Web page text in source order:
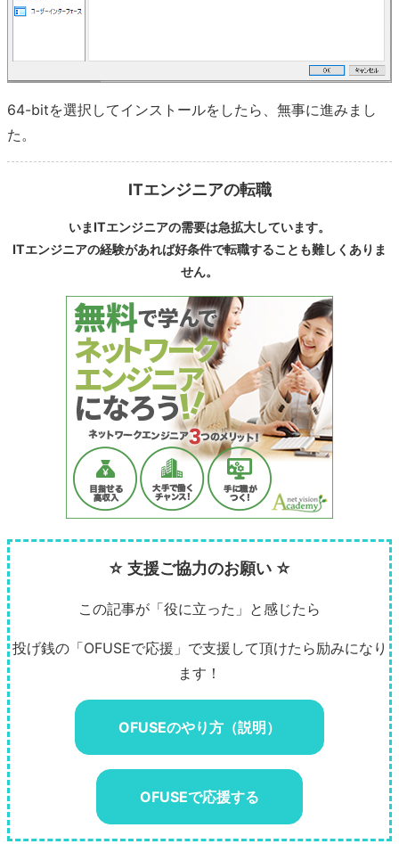
64-bitを選択してインストールをしたら、無事に進みまし
た。
ITエンジニアの転職
いまITエンジニアの需要は急拡大しています。
ITエンジニアの経験があれば好条件で転職することも難しくありま
せん。
☆ 支援ご協力のお願い ☆
この記事が「役に立った」と感じたら
投げ銭の「OFUSEで応援」で支援して頂けたら励みになり
ます！
OFUSEのやり方（説明）
OFUSEで応援する